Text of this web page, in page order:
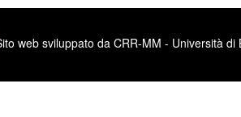
web sviluppato da CRR-MM - Università di